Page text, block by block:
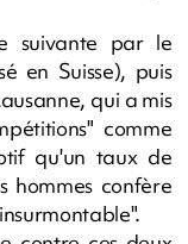
suivante par le
en Suisse), puis
qui a mis
comme
qu'un taux de
hommes confère